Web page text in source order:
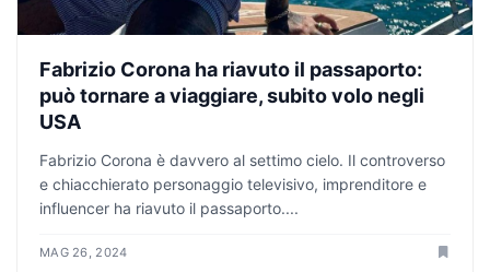
Fabrizio Corona ha riavuto il passaporto:
può tornare a viaggiare, subito volo negli
USA
Fabrizio Corona è davvero al settimo cielo. Il controverso
e chiacchierato personaggio televisivo, imprenditore e
influencer ha riavuto il passaporto....
MAG 26, 2024